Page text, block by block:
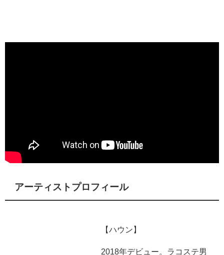
アーティストプロフィール
【ハウン】
2018年デビュー。ラコステ男